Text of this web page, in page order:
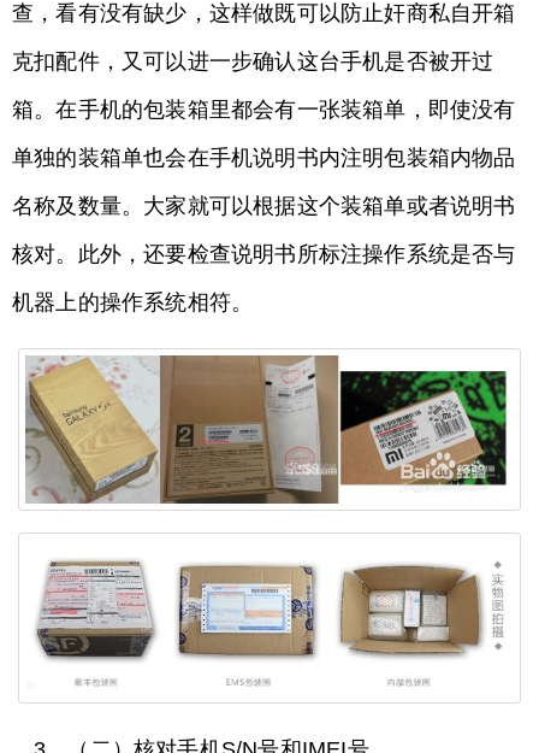
查，看有没有缺少，这样做既可以防止奸商私自开箱
克扣配件，又可以进一步确认这台手机是否被开过
箱。在手机的包装箱里都会有一张装箱单，即使没有
单独的装箱单也会在手机说明书内注明包装箱内物品
名称及数量。大家就可以根据这个装箱单或者说明书
核对。此外，还要检查说明书所标注操作系统是否与
机器上的操作系统相符。